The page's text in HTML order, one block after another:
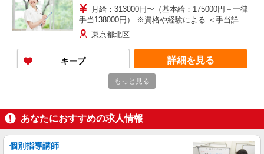
月給：313000円〜（基本給：175000円＋一律
手当138000円） ※資格や経験による ＜手当詳細
＞ ＊加給手当：30,000円〜80,000円 ＊夜勤手当：
14,000円/回 （夜勤は月4回程度） ＊皆勤手当：
6,000円 ＊精勤手当：6,000円 ＊資格手当：准看護
師20,000円/看護師30,000円 ＊調整手当：20,000
円〜50,000円
東京都北区
キープ 詳細を見る
十条駅＊病院の看護助手│残業ほぼなし！経験
不問・資格不問◎
給：200,000円〜220,000円 ・資格手当：10,000〜
もっと見る
あなたにおすすめの求人情報
個別指導講師